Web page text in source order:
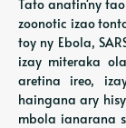
Tato anatin'ny
zoonotic izao
toy ny Ebola,
izay miteraka
aretina ireo,
haingana ary
mbola ianarana